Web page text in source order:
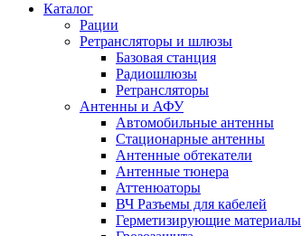
Каталог
Рации
Ретрансляторы и шлюзы
Базовая станция
Радиошлюзы
Ретрансляторы
Антенны и АФУ
Автомобильные антенны
Стационарные антенны
Антенные обтекатели
Антенные тюнера
Аттенюаторы
ВЧ Разъемы для кабелей
Герметизирующие материалы